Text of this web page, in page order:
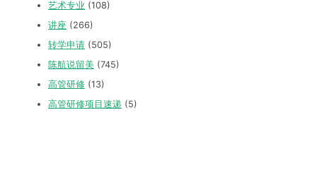
艺术专业 (108)
讲座 (266)
转学申请 (505)
陈航说留美 (745)
高管研修 (13)
高管研修项目速递 (5)